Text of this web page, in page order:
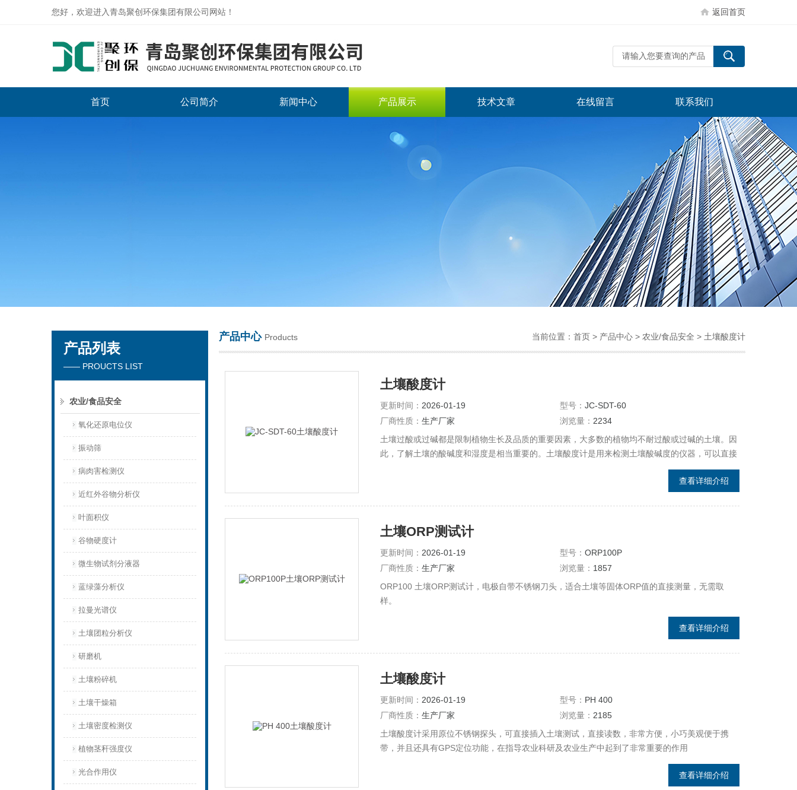
您好，欢迎进入青岛聚创环保集团有限公司网站！ 返回首页
首页 公司简介 新闻中心 产品展示 技术文章 在线留言 联系我们
产品列表
—— PROUCTS LIST
农业/食品安全
氧化还原电位仪
振动筛
病肉害检测仪
近红外谷物分析仪
叶面积仪
谷物硬度计
微生物试剂分液器
蓝绿藻分析仪
拉曼光谱仪
土壤团粒分析仪
研磨机
土壤粉碎机
土壤干燥箱
土壤密度检测仪
植物茎秆强度仪
光合作用仪
产品中心 Products 当前位置： 首页 > 产品中心 > 农业/食品安全 > 土壤酸度计
土壤酸度计
更新时间： 2026-01-19 型号： JC-SDT-60
厂商性质： 生产厂家 浏览量： 2234
土壤过酸或过碱都是限制植物生长及品质的重要因素，大多数的植物均不耐过酸或过碱的土壤。因
此，了解土壤的酸碱度和湿度是相当重要的。土壤酸度计是用来检测土壤酸碱度的仪器，可以直接
插入土壤测量土壤的酸碱度，较传统测量土壤酸碱度的方法有所不同，操作更为简单，直接插入土
查看详细介绍
土壤ORP测试计
更新时间： 2026-01-19 型号： ORP100P
厂商性质： 生产厂家 浏览量： 1857
ORP100 土壤ORP测试计，电极自带不锈钢刀头，适合土壤等固体ORP值的直接测量，无需取
样。
查看详细介绍
土壤酸度计
更新时间： 2026-01-19 型号： PH 400
厂商性质： 生产厂家 浏览量： 2185
土壤酸度计采用原位不锈钢探头，可直接插入土壤测试，直接读数，非常方便，小巧美观便于携
带，并且还具有GPS定位功能，在指导农业科研及农业生产中起到了非常重要的作用
查看详细介绍